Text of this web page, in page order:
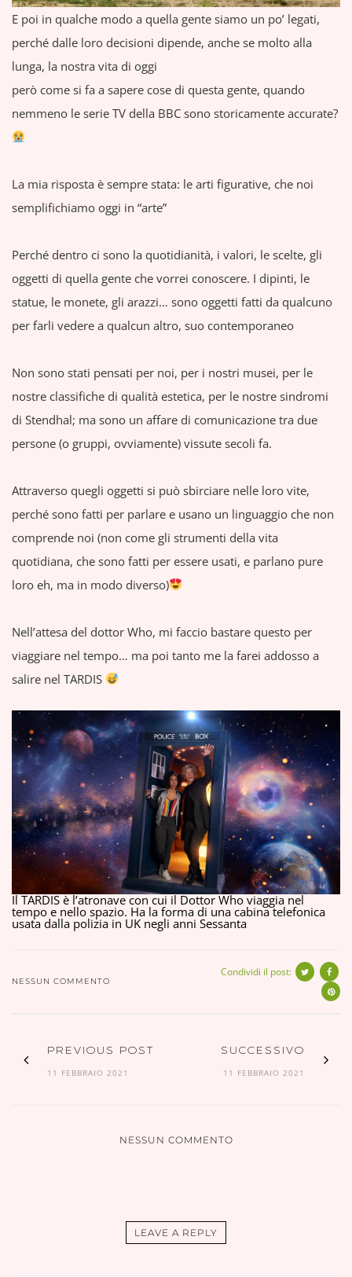
E poi in qualche modo a quella gente siamo un po’ legati,
perché dalle loro decisioni dipende, anche se molto alla
lunga, la nostra vita di oggi
però come si fa a sapere cose di questa gente, quando
nemmeno le serie TV della BBC sono storicamente accurate?
La mia risposta è sempre stata: le arti figurative, che noi
semplifichiamo oggi in “arte”
Perché dentro ci sono la quotidianità, i valori, le scelte, gli
oggetti di quella gente che vorrei conoscere. I dipinti, le
statue, le monete, gli arazzi… sono oggetti fatti da qualcuno
per farli vedere a qualcun altro, suo contemporaneo
Non sono stati pensati per noi, per i nostri musei, per le
nostre classifiche di qualità estetica, per le nostre sindromi
di Stendhal; ma sono un affare di comunicazione tra due
persone (o gruppi, ovviamente) vissute secoli fa.
Attraverso quegli oggetti si può sbirciare nelle loro vite,
perché sono fatti per parlare e usano un linguaggio che non
comprende noi (non come gli strumenti della vita
quotidiana, che sono fatti per essere usati, e parlano pure
loro eh, ma in modo diverso)
Nell’attesa del dottor Who, mi faccio bastare questo per
viaggiare nel tempo… ma poi tanto me la farei addosso a
salire nel TARDIS
Il TARDIS è l’atronave con cui il Dottor Who viaggia nel
tempo e nello spazio. Ha la forma di una cabina telefonica
usata dalla polizia in UK negli anni Sessanta
NESSUN COMMENTO
Condividi il post:
PREVIOUS POST
11 FEBBRAIO 2021
SUCCESSIVO
11 FEBBRAIO 2021
NESSUN COMMENTO
LEAVE A REPLY